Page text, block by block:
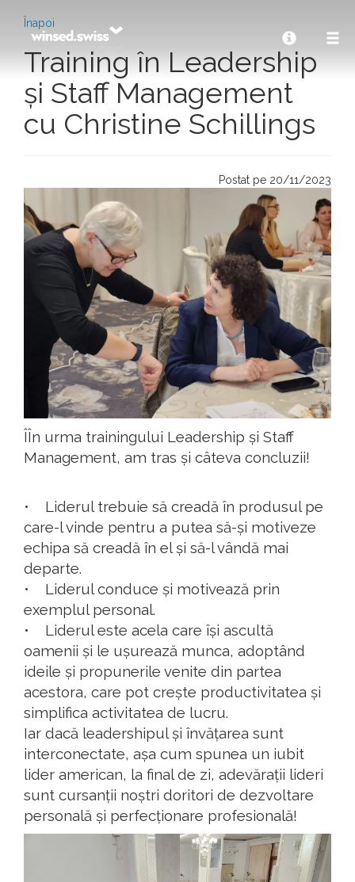
Înapoi
Training în Leadership
și Staff Management
cu Christine Schillings
Postat pe 20/11/2023
ÎÎn urma trainingului Leadership și Staff
Management, am tras și câteva concluzii!
• Liderul trebuie să creadă în produsul pe
care-l vinde pentru a putea să-și motiveze
echipa să creadă în el și să-l vândă mai
departe.
• Liderul conduce și motivează prin
exemplul personal.
• Liderul este acela care își ascultă
oamenii și le ușurează munca, adoptând
ideile și propunerile venite din partea
acestora, care pot crește productivitatea și
simplifica activitatea de lucru.
Iar dacă leadershipul și învățarea sunt
interconectate, așa cum spunea un iubit
lider american, la final de zi, adevărații lideri
sunt cursanții noștri doritori de dezvoltare
personală și perfecționare profesională!